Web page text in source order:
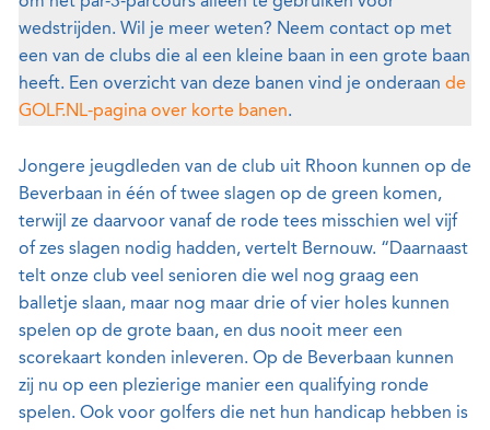
wedstrijden. Wil je meer weten? Neem contact op met
een van de clubs die al een kleine baan in een grote baan
heeft. Een overzicht van deze banen vind je onderaan de
GOLF.NL-pagina over korte banen.
Jongere jeugdleden van de club uit Rhoon kunnen op de
Beverbaan in één of twee slagen op de green komen,
terwijl ze daarvoor vanaf de rode tees misschien wel vijf
of zes slagen nodig hadden, vertelt Bernouw. “Daarnaast
telt onze club veel senioren die wel nog graag een
balletje slaan, maar nog maar drie of vier holes kunnen
spelen op de grote baan, en dus nooit meer een
scorekaart konden inleveren. Op de Beverbaan kunnen
zij nu op een plezierige manier een qualifying ronde
spelen. Ook voor golfers die net hun handicap hebben is